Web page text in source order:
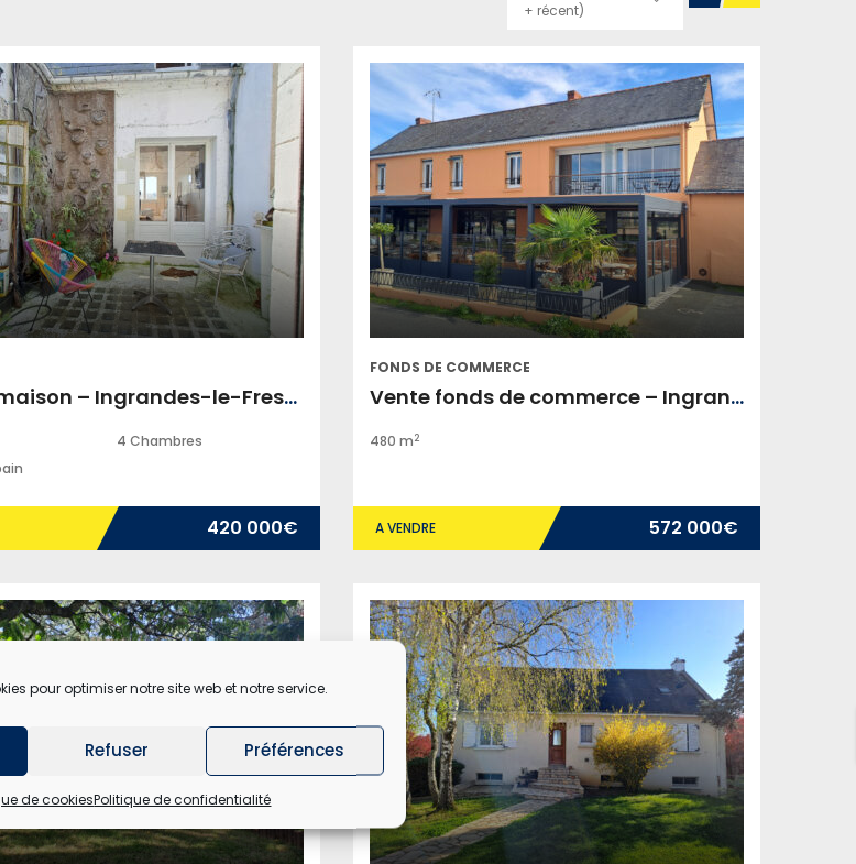
pour optimiser notre site web et notre service.
Refuser Préférences
de cookiesPolitique de confidentialité
+ récent)
Vente maison – Ingrandes-le-Fresne-sur-Loire
4 Chambres
420 000€
FONDS DE COMMERCE
Vente fonds de commerce – Ingrandes-le-Fresne-sur-Loire
480 m2
A VENDRE 572 000€